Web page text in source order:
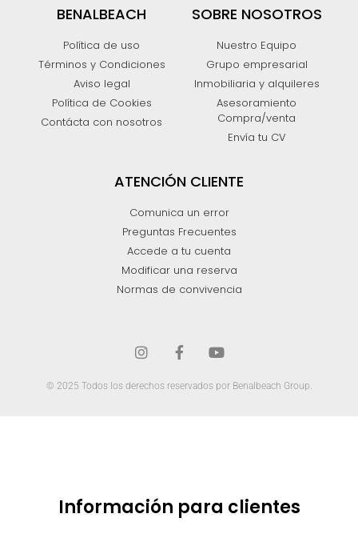
BENALBEACH
Política de uso
Términos y Condiciones
Aviso legal
Política de Cookies
Contácta con nosotros
SOBRE NOSOTROS
Nuestro Equipo
Grupo empresarial
Inmobiliaria y alquileres
Asesoramiento
Compra/venta
Envía tu CV
ATENCIÓN CLIENTE
Comunica un error
Preguntas Frecuentes
Accede a tu cuenta
Modificar una reserva
Normas de convivencia
© 2025 Todos los derechos reservados por Benalbeach Group.
Información para clientes